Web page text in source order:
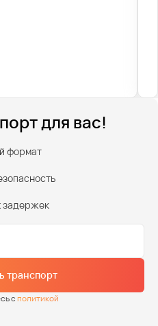
и
заняло две
для вас!
формат
задержек
транспорт
сполитикой